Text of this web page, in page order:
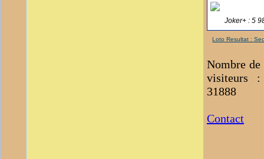
Joker+ :5
Loto Resultat :
Nombre de
visiteurs :
31888
Contact